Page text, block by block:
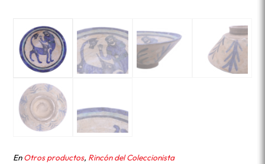
EnOtros productos, Rincón del Coleccionista